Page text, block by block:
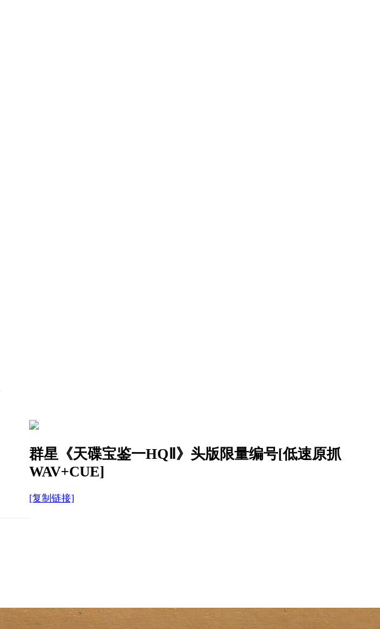
群星《天碟宝鉴一HQⅡ》头版限量编号[低速原抓
WAV+CUE]
[复制链接]